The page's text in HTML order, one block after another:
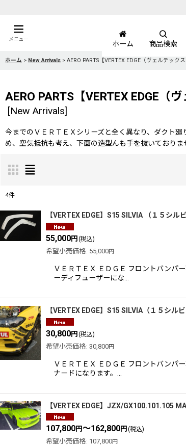
メニュー
ホーム 商品検索
ホーム > New Arrivals > AERO PARTS【VERTEX EDGE（ヴェルテックス
AERO PARTS【VERTEX EDGE（
[New Arrivals]
今までのＶＥＲＴＥＸシリーズと全く異なり、ダクト
め、空気抵抗も考え、下面の造型んも手を抜いており
サブカテゴリ:
4件
【VERTEX EDGE】S15 SILVIA （１５シ
55,000円 (税込)
希望小売価格: 55,000円
ＶＥＲＴＥＸ ＥＤＧＥ フロントバンパ
ーディフューザーにな…
【VERTEX EDGE】S15 SILVIA（１５シ
30,800円(税込)
希望小売価格: 30,800円
ＶＥＲＴＥＸ ＥＤＧＥ フロントバンパ
ナードになります。…
【VERTEX EDGE】JZX/GX100.101.105
107,800円～162,800円 (税込)
希望小売価格: 107,800円